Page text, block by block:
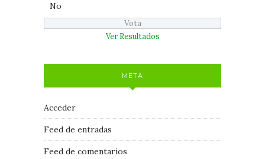
No
Ver Resultados
META
Acceder
Feed de entradas
Feed de comentarios